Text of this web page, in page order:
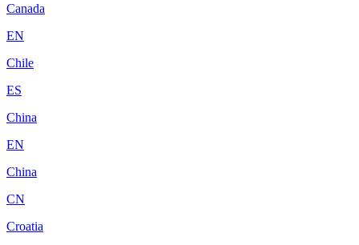
Canada
EN
Chile
ES
China
EN
China
CN
Croatia